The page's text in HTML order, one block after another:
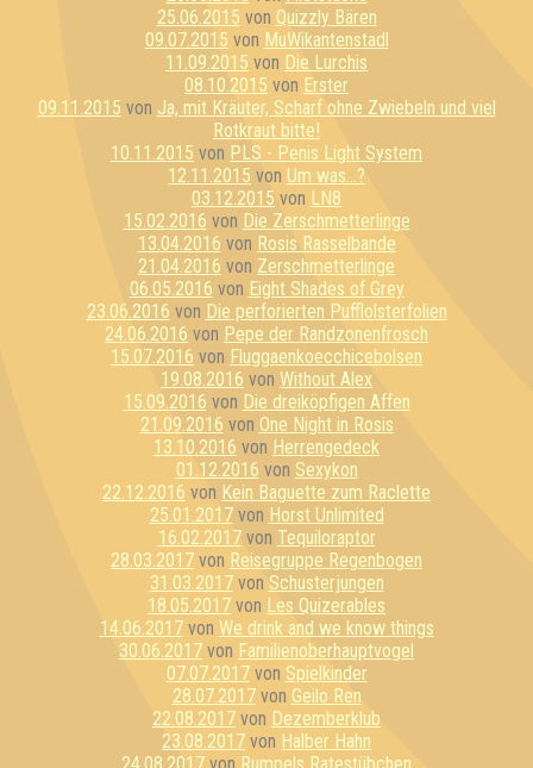
25.06.2015 von Quizzly Bären
09.07.2015 von MuWikantenstadl
11.09.2015 von Die Lurchis
08.10.2015 von Erster
09.11.2015 von Ja, mit Kräuter, Scharf ohne Zwiebeln und viel
Rotkraut bitte!
10.11.2015 von PLS - Penis Light System
12.11.2015 von Um was...?
03.12.2015 von LN8
15.02.2016 von Die Zerschmetterlinge
13.04.2016 von Rosis Rasselbande
21.04.2016 von Zerschmetterlinge
06.05.2016 von Eight Shades of Grey
23.06.2016 von Die perforierten Pufflolsterfolien
24.06.2016 von Pepe der Randzonenfrosch
15.07.2016 von Fluggaenkoecchicebolsen
19.08.2016 von Without Alex
15.09.2016 von Die dreiköpfigen Affen
21.09.2016 von One Night in Rosis
13.10.2016 von Herrengedeck
01.12.2016 von Sexykon
22.12.2016 von Kein Baguette zum Raclette
25.01.2017von Horst Unlimited
16.02.2017von Tequiloraptor
28.03.2017 von Reisegruppe Regenbogen
31.03.2017von Schusterjungen
18.05.2017 von Les Quizerables
14.06.2017von We drink and we know things
30.06.2017 von Familienoberhauptvogel
07.07.2017von Spielkinder
28.07.2017von Geilo Ren
22.08.2017 von Dezemberklub
23.08.2017 von Halber Hahn